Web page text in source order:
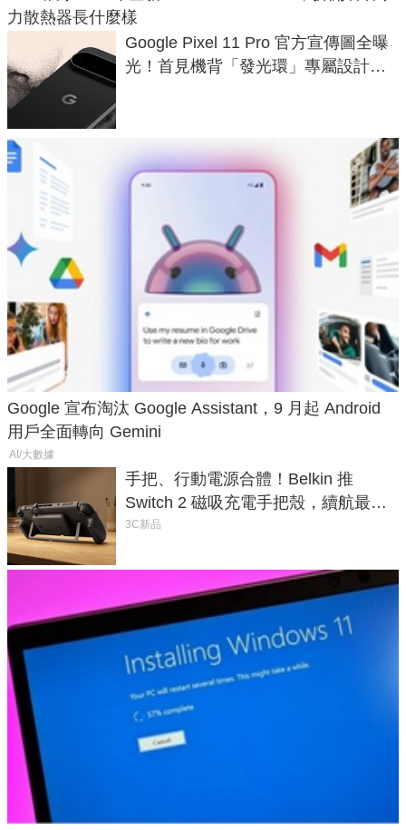
力散熱器長什麼樣
Google Pixel 11 Pro 官方宣傳圖全曝
光！首見機背「發光環」專屬設計、
Google 宣布淘汰 Google Assistant，9 月起 Android
用戶全面轉向 Gemini
AI/大數據
手把、行動電源合體！Belkin 推
Switch 2 磁吸充電手把殼，續航最高
延長 1.5 倍
3C新品